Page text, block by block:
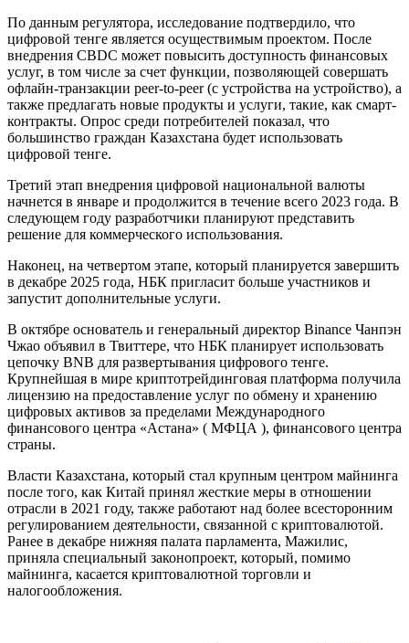
По данным регулятора, исследование подтвердило, что
цифровой тенге является осуществимым проектом. После
внедрения CBDC может повысить доступность финансовых
услуг, в том числе за счет функции, позволяющей совершать
офлайн-транзакции peer-to-peer (с устройства на устройство), а
также предлагать новые продукты и услуги, такие, как смарт-
контракты. Опрос среди потребителей показал, что
большинство граждан Казахстана будет использовать
цифровой тенге.
Третий этап внедрения цифровой национальной валюты
начнется в январе и продолжится в течение всего 2023 года. В
следующем году разработчики планируют представить
решение для коммерческого использования.
Наконец, на четвертом этапе, который планируется завершить
в декабре 2025 года, НБК пригласит больше участников и
запустит дополнительные услуги.
В октябре основатель и генеральный директор Binance Чанпэн
Чжао объявил в Твиттере, что НБК планирует использовать
цепочку BNB для развертывания цифрового тенге.
Крупнейшая в мире криптотрейдинговая платформа получила
лицензию на предоставление услуг по обмену и хранению
цифровых активов за пределами Международного
финансового центра «Астана» ( МФЦА ), финансового центра
страны.
Власти Казахстана, который стал крупным центром майнинга
после того, как Китай принял жесткие меры в отношении
отрасли в 2021 году, также работают над более всесторонним
регулированием деятельности, связанной с криптовалютой.
Ранее в декабре нижняя палата парламента, Мажилис,
приняла специальный законопроект, который, помимо
майнинга, касается криптовалютной торговли и
налогообложения.